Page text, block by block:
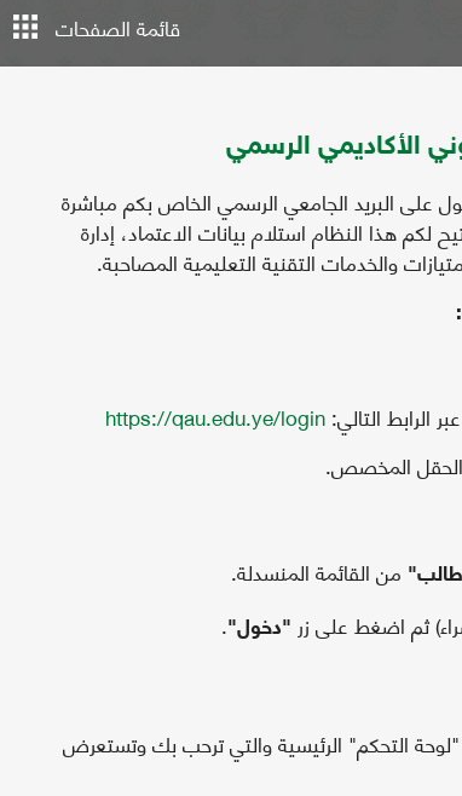
قائمة الصفحات
الأكاديمي الرسمي
البريد الجامعي الرسمي الخاص بكم مباشرة
لكم هذا النظام استلام بيانات الاعتماد، إدارة
والخدمات التقنية التعليمية المصاحبة.
الرابط التالي:https://qau.edu.ye/login
المخصص.
من القائمة المنسدلة.
ثم اضغط على زر "دخول".
التحكم" الرئيسية والتي ترحب بك وتستعرض